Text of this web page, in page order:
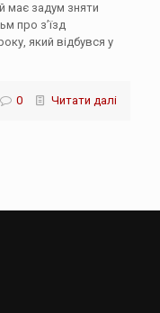
має задум зняти
про з’їзд
який відбувся у
0 Читати далі